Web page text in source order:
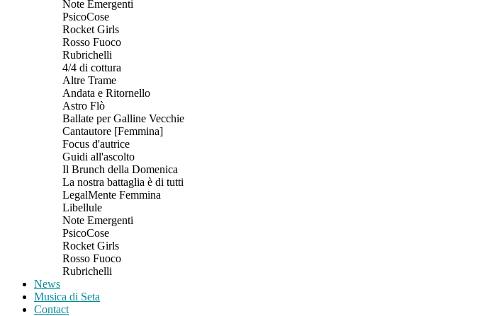
Note Emergenti
PsicoCose
Rocket Girls
Rosso Fuoco
Rubrichelli
4/4 di cottura
Altre Trame
Andata e Ritornello
Astro Flò
Ballate per Galline Vecchie
Cantautore [Femmina]
Focus d'autrice
Guidi all'ascolto
Il Brunch della Domenica
La nostra battaglia è di tutti
LegalMente Femmina
Libellule
Note Emergenti
PsicoCose
Rocket Girls
Rosso Fuoco
Rubrichelli
News
Musica di Seta
Contact